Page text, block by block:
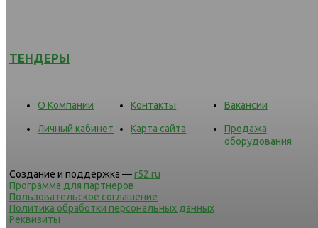
ТЕНДЕРЫ
О Компании Контакты Вакансии
Личный кабинет Карта сайта
Продажа
оборудования
Создание и поддержка —r52.ru
Программа для партнеров
Пользовательское соглашение
Политика обработки персональных данных
Реквизиты